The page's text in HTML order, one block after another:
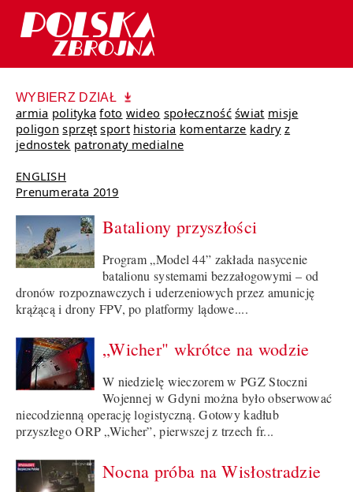
WYBIERZ DZIAŁ
armia polityka foto wideo społeczność świat misje
poligon sprzęt sport historia komentarze kadry z
jednostek patronaty medialne
ENGLISH
Prenumerata 2019
Bataliony przyszłości
Program „Model 44” zakłada nasycenie
batalionu systemami bezzałogowymi – od
dronów rozpoznawczych i uderzeniowych przez amunicję
krążącą i drony FPV, po platformy lądowe....
„Wicher" wkrótce na wodzie
W niedzielę wieczorem w PGZ Stoczni
Wojennej w Gdyni można było obserwować
niecodzienną operację logistyczną. Gotowy kadłub
przyszłego ORP „Wicher”, pierwszej z trzech fr...
Nocna próba na Wisłostradzie